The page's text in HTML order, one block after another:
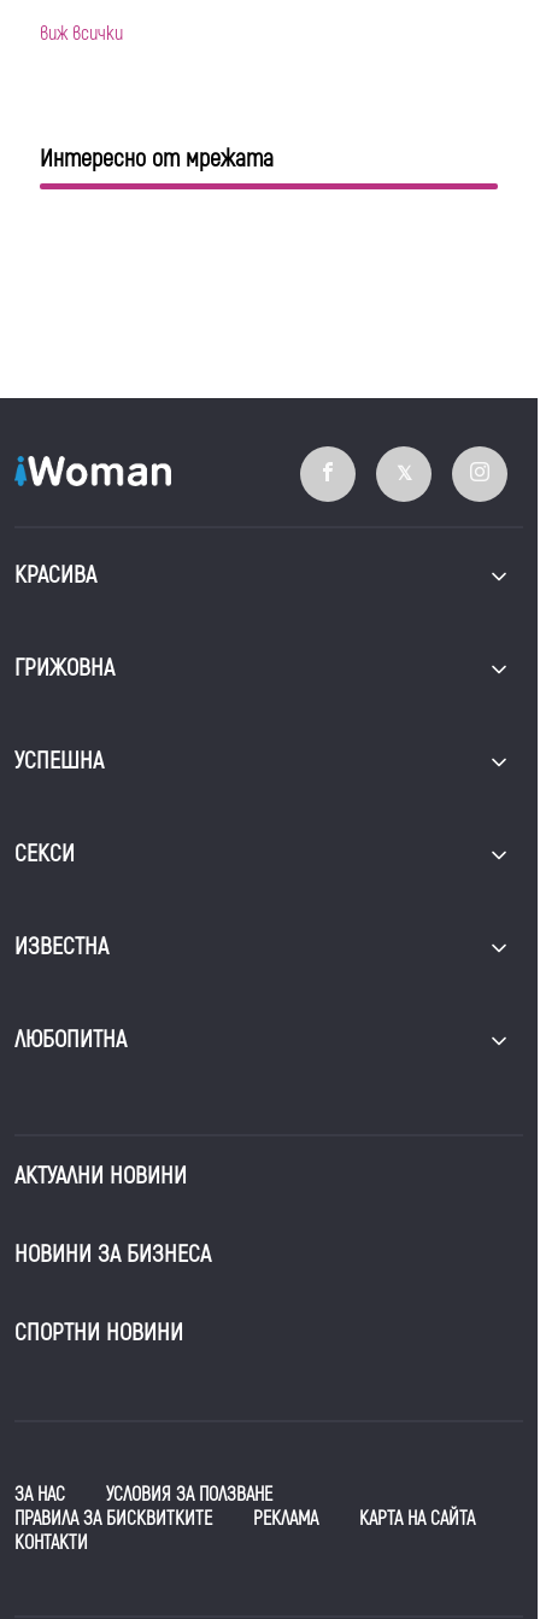
виж всички
Интересно от мрежата
КРАСИВА
ГРИЖОВНА
УСПЕШНА
СЕКСИ
ИЗВЕСТНА
ЛЮБОПИТНА
АКТУАЛНИ НОВИНИ
НОВИНИ ЗА БИЗНЕСА
СПОРТНИ НОВИНИ
ЗА НАС
УСЛОВИЯ ЗА ПОЛЗВАНЕ
ПРАВИЛА ЗА БИСКВИТКИТЕ
РЕКЛАМА
КАРТА НА САЙТА
КОНТАКТИ